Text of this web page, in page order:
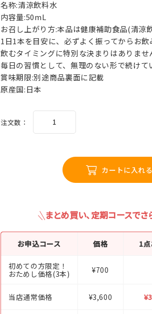
名称:清涼飲料水
内容量:50mL
お召し上がり方:本品は健康補助食品(清涼
1日1本を目安に、必ずよく振ってからお飲
飲むタイミングに特別な決まりはありませ
毎日の習慣として、無理のない形で続けて
賞味期限:別途商品裏面に記載
原産国:日本
注文数：
カートに入れる
まとめ買い、定期コースでさ
お申込コース 価格 1
初めての方限定！
おためし価格(3本)
¥700
当店通常価格 ¥3,600